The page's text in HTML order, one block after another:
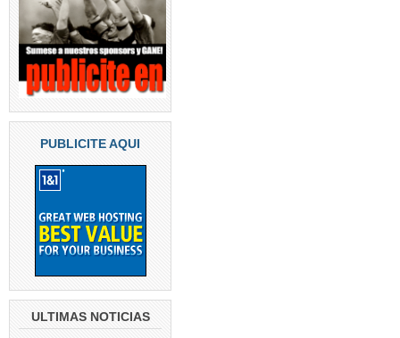
PUBLICITE AQUI
ULTIMAS NOTICIAS